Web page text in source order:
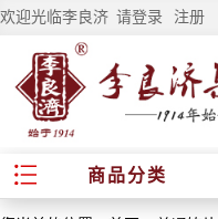
欢迎光临李良济 请登录 注册
商品分类